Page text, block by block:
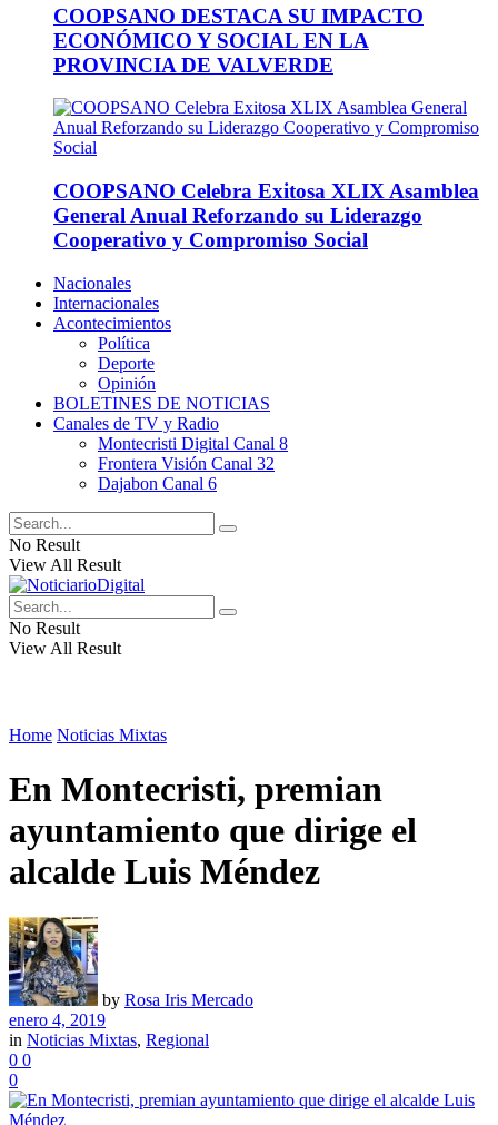
COOPSANO DESTACA SU IMPACTO
ECONÓMICO Y SOCIAL EN LA
PROVINCIA DE VALVERDE
COOPSANO Celebra Exitosa XLIX Asamblea
General Anual Reforzando su Liderazgo
Cooperativo y Compromiso Social
Nacionales
Internacionales
Acontecimientos
Política
Deporte
Opinión
BOLETINES DE NOTICIAS
Canales de TV y Radio
Montecristi Digital Canal 8
Frontera Visión Canal 32
Dajabon Canal 6
No Result
View All Result
No Result
View All Result
Home Noticias Mixtas
En Montecristi, premian
ayuntamiento que dirige el
alcalde Luis Méndez
by Rosa Iris Mercado
enero 4, 2019
in Noticias Mixtas, Regional
0 0
0